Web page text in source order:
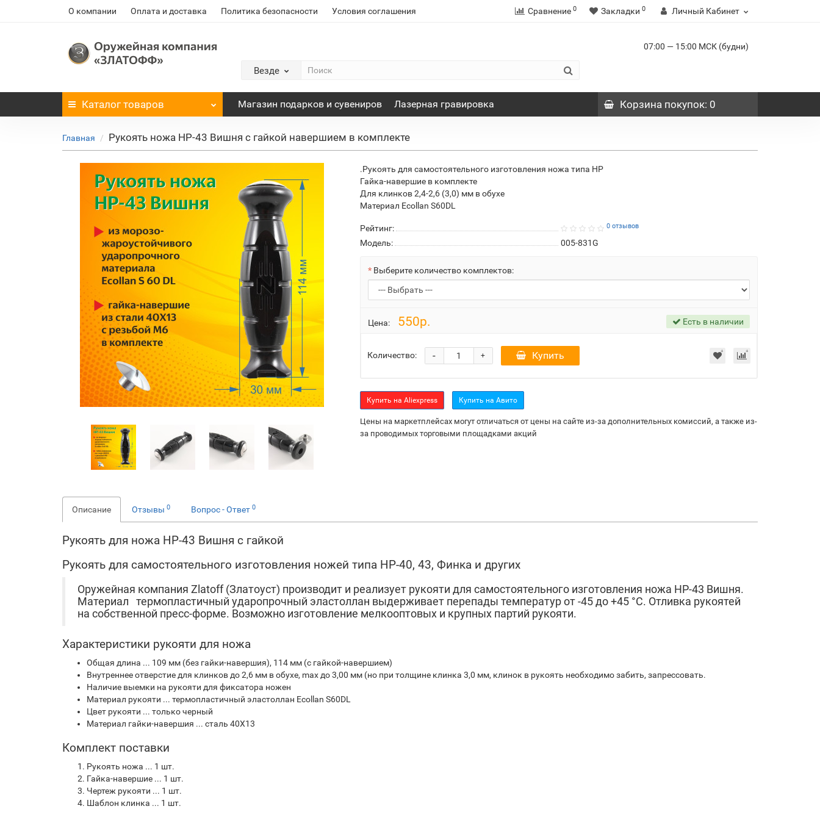
О компании Оплата и доставка Политика безопасности Условия соглашения Сравнение 0 Закладки 0 Личный Кабинет
Везде
07:00 — 15:00 МСК (будни)
Каталог товаров Магазин подарков и сувениров Лазерная гравировка Корзинапокупок: 0
Главная Рукоять ножа НР-43 Вишня с гайкой навершием в комплекте
.Рукоять для самостоятельного изготовления ножа типа НР
Гайка-навершие в комплекте
Для клинков 2,4-2,6 (3,0) мм в обухе
Материал Ecollan S60DL
Рейтинг: 0 отзывов
Модель: 005-831G
Выберите количество комплектов:
Цена: 550р. Есть в наличии
Количество: +
- Купить
Купить на Aliexpress Купить на Авито
Цены на маркетплейсах могут отличаться от цены на сайте из-за дополнительных комиссий, а также из-
за проводимых торговыми площадками акций
Описание Отзывы 0 Вопрос - Ответ 0
Рукоять для ножа НР-43 Вишня с гайкой
Рукоять для самостоятельного изготовления ножей типа НР-40, 43, Финка и других
Оружейная компания Zlatoff (Златоуст) производит и реализует рукояти для самостоятельного изготовления ножа НР-43 Вишня.
Материал термопластичный ударопрочный эластоллан выдерживает перепады температур от -45 до +45 °С. Отливка рукоятей
на собственной пресс-форме. Возможно изготовление мелкооптовых и крупных партий рукояти.
Характеристики рукояти для ножа
Общая длина ... 109 мм (без гайки-навершия), 114 мм (с гайкой-навершием)
Внутреннее отверстие для клинков до 2,6 мм в обухе, max до 3,00 мм (но при толщине клинка 3,0 мм, клинок в рукоять необходимо забить, запрессовать.
Наличие выемки на рукояти для фиксатора ножен
Материал рукояти ... термопластичный эластоллан Ecollan S60DL
Цвет рукояти ... только черный
Материал гайки-навершия ... сталь 40Х13
Комплект поставки
Рукоять ножа ... 1 шт.
Гайка-навершие ... 1 шт.
Чертеж рукояти ... 1 шт.
Шаблон клинка ... 1 шт.